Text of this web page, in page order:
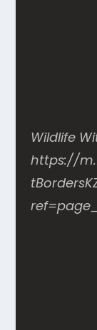
Wildlife
https://